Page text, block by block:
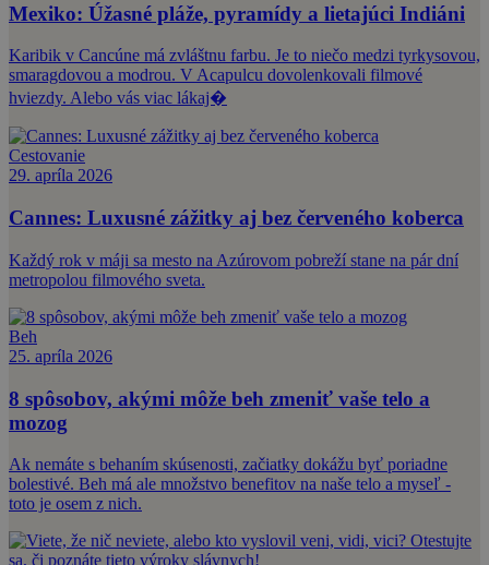
Mexiko: Úžasné pláže, pyramídy a lietajúci Indiáni
Karibik v Cancúne má zvláštnu farbu. Je to niečo medzi tyrkysovou,
smaragdovou a modrou. V Acapulcu dovolenkovali filmové
hviezdy. Alebo vás viac lákaj�
Cestovanie
29. apríla 2026
Cannes: Luxusné zážitky aj bez červeného koberca
Každý rok v máji sa mesto na Azúrovom pobreží stane na pár dní
metropolou filmového sveta.
Beh
25. apríla 2026
8 spôsobov, akými môže beh zmeniť vaše telo a
mozog
Ak nemáte s behaním skúsenosti, začiatky dokážu byť poriadne
bolestivé. Beh má ale množstvo benefitov na naše telo a myseľ -
toto je osem z nich.